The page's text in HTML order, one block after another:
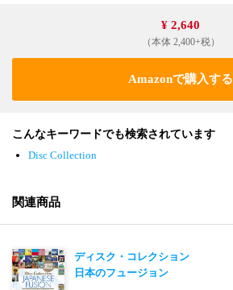
¥ 2,640
（本体 2,400+税）
Amazonで購入する
こんなキーワードでも検索されています
Disc Collection
関連商品
ディスク・コレクション
日本のフュージョン